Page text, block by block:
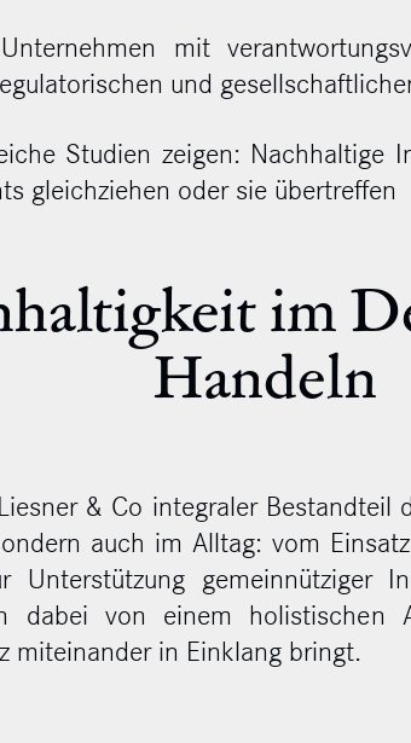
mit
und
Studien zeigen: Nachhaltige
gleichziehen oder sie übertreffen
im
Handeln
& Co integraler
auch im Alltag: vom
Unterstützung gemeinnütziger
dabei von einem holistischen
miteinander in Einklang bringt.